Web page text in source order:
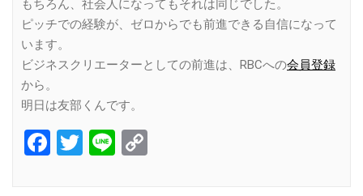
もちろん、社会人になってもそれは同じでした。
ピッチでの経験が、ゼロからでも前進できる自信になって
います。
ビジネスクリエーターとしての前進は、RBCへの会員登録
から。
明日は友部くんです。
Facebook
Twitter
Line